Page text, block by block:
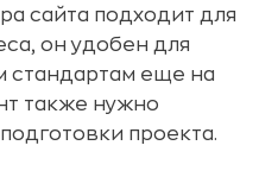
сайта подходит для
он удобен для
стандартам еще на
также нужно
проекта.